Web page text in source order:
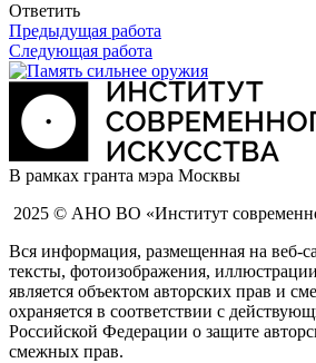
Ответить
Предыдущая работа
Следующая работа
В рамках гранта мэра Москвы
2025 © АНО ВО «Институт
Вся информация, размещенная на веб-
тексты, фотоизображения,
является объектом авторских прав и
охраняется в соответствии с
Российской Федерации о защите
смежных прав.